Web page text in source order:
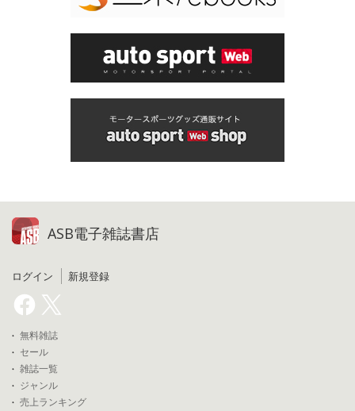
ASB電子雑誌書店
ログイン 新規登録
無料雑誌
セール
雑誌一覧
ジャンル
売上ランキング